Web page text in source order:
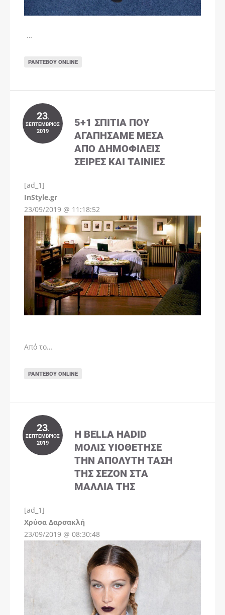
…
ΡΑΝΤΕΒΟΎ ONLINE
23.
ΣΕΠΤΈΜΒΡΙΟΣ
2019
5+1 ΣΠΊΤΙΑ ΠΟΥ
ΑΓΑΠΉΣΑΜΕ ΜΈΣΑ
ΑΠΌ ΔΗΜΟΦΙΛΕΊΣ
ΣΕΙΡΈΣ ΚΑΙ ΤΑΙΝΊΕΣ
[ad_1]
InStyle.gr
23/09/2019 @ 11:18:52
Από το…
ΡΑΝΤΕΒΟΎ ONLINE
23.
ΣΕΠΤΈΜΒΡΙΟΣ
2019
Η BELLA HADID
ΜΌΛΙΣ ΥΙΟΘΈΤΗΣΕ
ΤΗΝ ΑΠΌΛΥΤΗ ΤΆΣΗ
ΤΗΣ ΣΕΖΌΝ ΣΤΑ
ΜΑΛΛΙΆ ΤΗΣ
[ad_1]
Χρύσα Δαρσακλή
23/09/2019 @ 08:30:48